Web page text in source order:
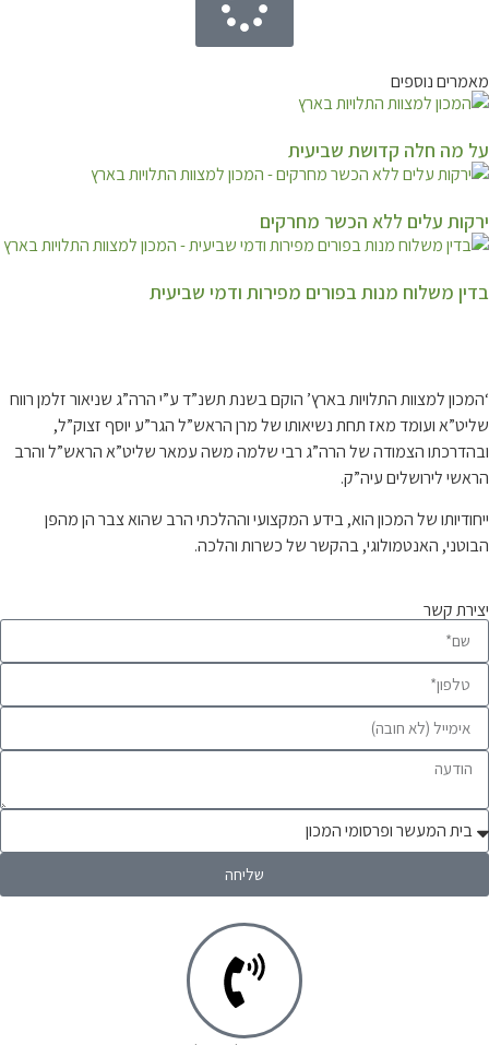
מאמרים נוספים
על מה חלה קדושת שביעית
ירקות עלים ללא הכשר מחרקים
בדין משלוח מנות בפורים מפירות ודמי שביעית
‘המכון למצוות התלויות בארץ’ הוקם בשנת תשנ”ד ע”י הרה”ג שניאור זלמן רווח
שליט”א ועומד מאז תחת נשיאותו של מרן הראש”ל הגר”ע יוסף זצוק”ל,
ובהדרכתו הצמודה של הרה”ג רבי שלמה משה עמאר שליט”א הראש”ל והרב
הראשי לירושלים עיה”ק.
ייחודיותו של המכון הוא, בידע המקצועי וההלכתי הרב שהוא צבר הן מהפן
הבוטני, האנטמולוגי, בהקשר של כשרות והלכה.
יצירת קשר
שליחה